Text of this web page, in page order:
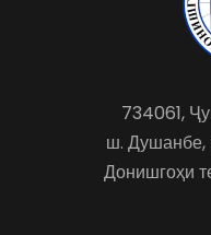
734061,
ш. Душанбе,
Донишгоҳи